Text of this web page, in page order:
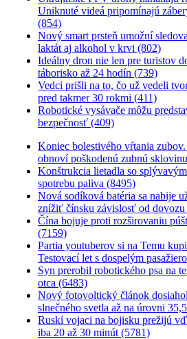
Uniknuté videá pripomínajú
(854)
Nový smart prsteň umožní
laktát aj alkohol v krvi (802)
Ideálny dron nie len pre turistov
táborisko až 24 hodín (739)
Vedci prišli na to, čo už vedeli
pred takmer 30 rokmi (411)
Robotické vysávače môžu
bezpečnosť (409)
Koniec bolestivého vŕtania
obnoví poškodenú zubnú
Konštrukcia lietadla so
spotrebu paliva (8495)
Nová sodíková batéria sa nabije
znížiť čínsku závislosť od
Čína bojuje proti rozširovaniu
(7159)
Partia youtuberov si na Temu
Testovací let s dospelým
Syn prerobil robotického psa na
otca (6483)
Nový fotovoltický článok
slnečného svetla až na úrovni
Ruskí vojaci na bojisku prežijú
iba 20 až 30 minút (5781)